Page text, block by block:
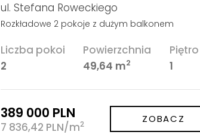
ul. Stefana Roweckiego
Rozkładowe 2 pokoje z dużym balkonem
Liczba pokoi
2
Powierzchnia
49,64 m2
Piętro
1
389 000 PLN
7 836,42 PLN/m2 ZOBACZ